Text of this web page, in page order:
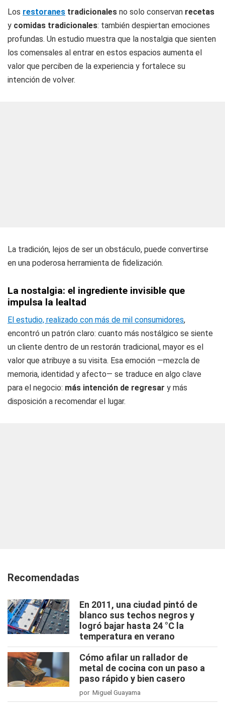
Los restoranes tradicionales no solo conservan recetas
y comidas tradicionales: también despiertan emociones
profundas. Un estudio muestra que la nostalgia que sienten
los comensales al entrar en estos espacios aumenta el
valor que perciben de la experiencia y fortalece su
intención de volver.
La tradición, lejos de ser un obstáculo, puede convertirse
en una poderosa herramienta de fidelización.
La nostalgia: el ingrediente invisible que
impulsa la lealtad
El estudio, realizado con más de mil consumidores,
encontró un patrón claro: cuanto más nostálgico se siente
un cliente dentro de un restorán tradicional, mayor es el
valor que atribuye a su visita. Esa emoción —mezcla de
memoria, identidad y afecto— se traduce en algo clave
para el negocio: más intención de regresar y más
disposición a recomendar el lugar.
Recomendadas
En 2011, una ciudad pintó de
blanco sus techos negros y
logró bajar hasta 24 °C la
temperatura en verano
Cómo afilar un rallador de
metal de cocina con un paso a
paso rápido y bien casero
por Miguel Guayama